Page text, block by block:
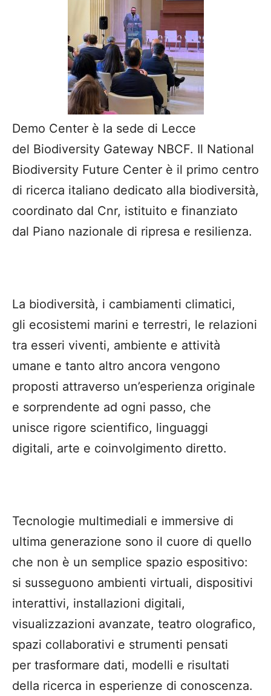
Demo Center è la sede di Lecce
del Biodiversity Gateway NBCF. Il National
Biodiversity Future Center è il primo centro
di ricerca italiano dedicato alla biodiversità,
coordinato dal Cnr, istituito e finanziato
dal Piano nazionale di ripresa e resilienza.
La biodiversità, i cambiamenti climatici,
gli ecosistemi marini e terrestri, le relazioni
tra esseri viventi, ambiente e attività
umane e tanto altro ancora vengono
proposti attraverso un’esperienza originale
e sorprendente ad ogni passo, che
unisce rigore scientifico, linguaggi
digitali, arte e coinvolgimento diretto.
Tecnologie multimediali e immersive di
ultima generazione sono il cuore di quello
che non è un semplice spazio espositivo:
si susseguono ambienti virtuali, dispositivi
interattivi, installazioni digitali,
visualizzazioni avanzate, teatro olografico,
spazi collaborativi e strumenti pensati
per trasformare dati, modelli e risultati
della ricerca in esperienze di conoscenza.